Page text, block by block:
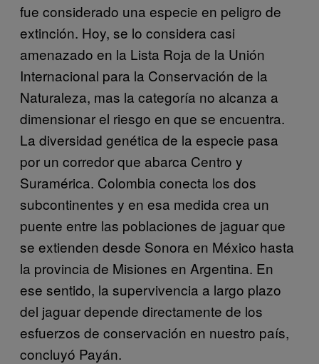
fue considerado una especie en peligro de
extinción. Hoy, se lo considera casi
amenazado en la Lista Roja de la Unión
Internacional para la Conservación de la
Naturaleza, mas la categoría no alcanza a
dimensionar el riesgo en que se encuentra.
La diversidad genética de la especie pasa
por un corredor que abarca Centro y
Suramérica. Colombia conecta los dos
subcontinentes y en esa medida crea un
puente entre las poblaciones de jaguar que
se extienden desde Sonora en México hasta
la provincia de Misiones en Argentina. En
ese sentido, la supervivencia a largo plazo
del jaguar depende directamente de los
esfuerzos de conservación en nuestro país,
concluyó Payán.